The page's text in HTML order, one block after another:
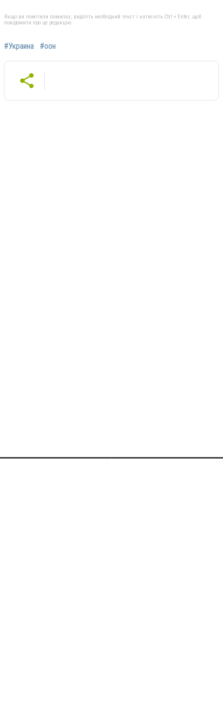
Якщо ви помітили помилку, виділіть необхідний текст і натисніть Ctrl + Enter, щоб
повідомити про це редакцію
#Украина #оон